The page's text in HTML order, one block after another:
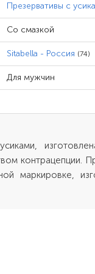
Презервативы с
Со смазкой
Sitabella - Россия (74)
Для мужчин
контрацепции.
маркировке,